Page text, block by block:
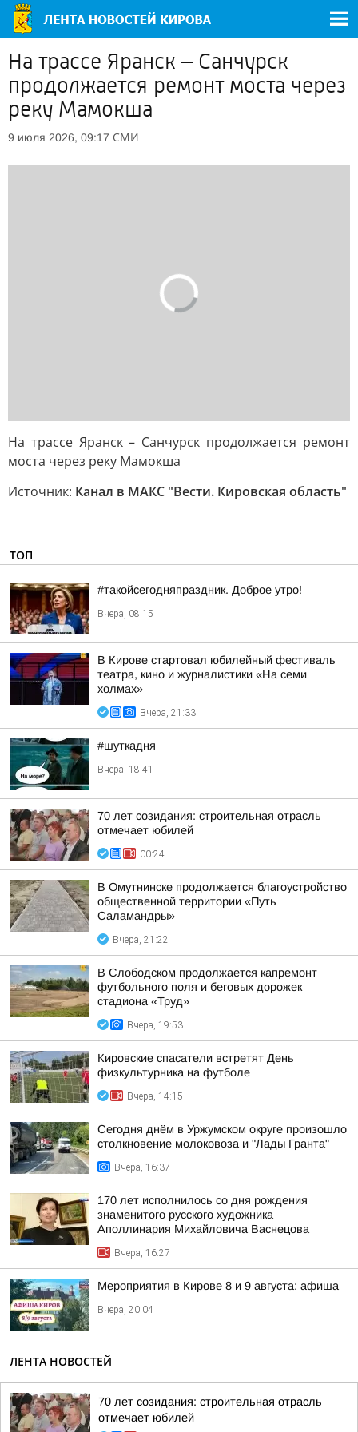
На трассе Яранск – Санчурск
продолжается ремонт моста через
реку Мамокша
9 июля 2026, 09:17 СМИ
На трассе Яранск – Санчурск продолжается ремонт
моста через реку Мамокша
Источник: Канал в МАКС "Вести. Кировская область"
ТОП
#такойсегодняпраздник. Доброе утро!
Вчера, 08:15
В Кирове стартовал юбилейный фестиваль
театра, кино и журналистики «На семи
холмах»
Вчера, 21:33
#шуткадня
Вчера, 18:41
70 лет созидания: строительная отрасль
отмечает юбилей
00:24
В Омутнинске продолжается благоустройство
общественной территории «Путь
Саламандры»
Вчера, 21:22
В Слободском продолжается капремонт
футбольного поля и беговых дорожек
стадиона «Труд»
Вчера, 19:53
Кировские спасатели встретят День
физкультурника на футболе
Вчера, 14:15
Сегодня днём в Уржумском округе произошло
столкновение молоковоза и "Лады Гранта"
Вчера, 16:37
170 лет исполнилось со дня рождения
знаменитого русского художника
Аполлинария Михайловича Васнецова
Вчера, 16:27
Мероприятия в Кирове 8 и 9 августа: афиша
Вчера, 20:04
ЛЕНТА НОВОСТЕЙ
70 лет созидания: строительная отрасль
отмечает юбилей